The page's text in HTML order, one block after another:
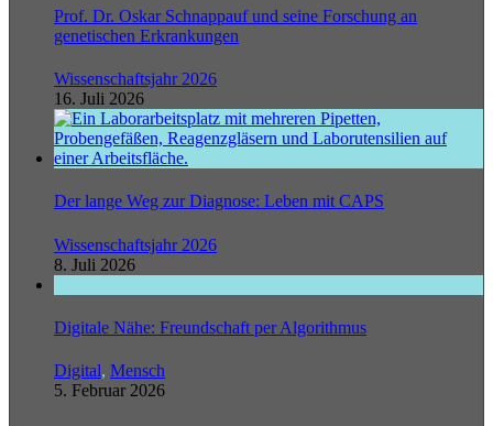
Prof. Dr. Oskar Schnappauf und seine Forschung an
genetischen Erkrankungen
Wissenschaftsjahr 2026
16. Juli 2026
Der lange Weg zur Diagnose: Leben mit CAPS
Wissenschaftsjahr 2026
8. Juli 2026
Digitale Nähe: Freundschaft per Algorithmus
Digital, Mensch
5. Februar 2026